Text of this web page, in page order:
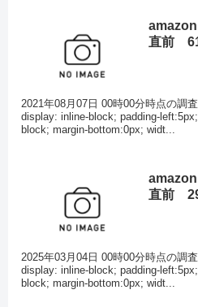
amazon
直前
2021年08月07日 00時00分時点の調
display: inline-block; padding-
block; margin-bottom:0px; widt...
amazon
直前
2025年03月04日 00時00分時点の調
display: inline-block; padding-
block; margin-bottom:0px; widt...